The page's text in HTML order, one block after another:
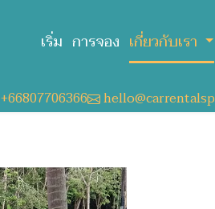
เริ่ม การจอง เกี่ยวกับเรา
+66807706366